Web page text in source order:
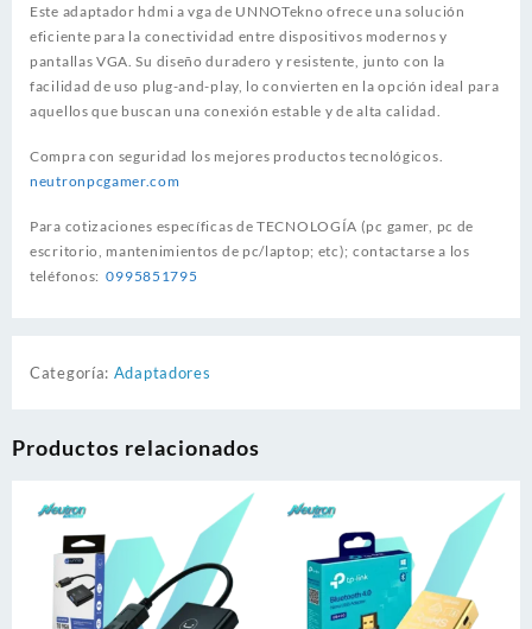
Este adaptador hdmi a vga de UNNOTekno ofrece una solución
eficiente para la conectividad entre dispositivos modernos y
pantallas VGA. Su diseño duradero y resistente, junto con la
facilidad de uso plug-and-play, lo convierten en la opción ideal para
aquellos que buscan una conexión estable y de alta calidad.
Compra con seguridad los mejores productos tecnológicos.
neutronpcgamer.com
Para cotizaciones específicas de TECNOLOGÍA (pc gamer, pc de
escritorio, mantenimientos de pc/laptop; etc); contactarse a los
teléfonos:0995851795
Categoría: Adaptadores
Productos relacionados